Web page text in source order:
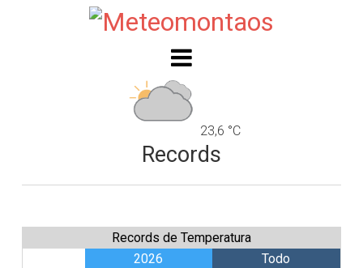
23,6 °C
Records
Records de Temperatura
2026
Todo